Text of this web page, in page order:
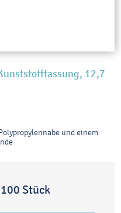
12,7
und einem
Stück